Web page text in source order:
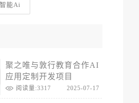
智能Ai
聚之唯与敦行教育合作AI
应用定制开发项目
阅读量:3317 2025-07-17